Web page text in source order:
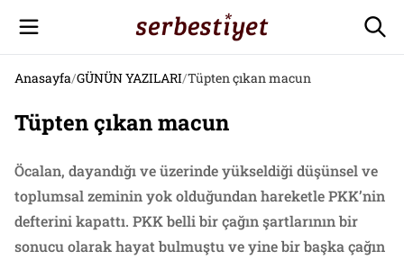
Anasayfa/GÜNÜN YAZILARI/Tüpten çıkan macun
Tüpten çıkan macun
Öcalan, dayandığı ve üzerinde yükseldiği düşünsel ve
toplumsal zeminin yok olduğundan hareketle PKK’nin
defterini kapattı. PKK belli bir çağın şartlarının bir
sonucu olarak hayat bulmuştu ve yine bir başka çağın